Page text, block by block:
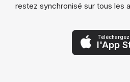
restez synchronisé sur tous les
l'App